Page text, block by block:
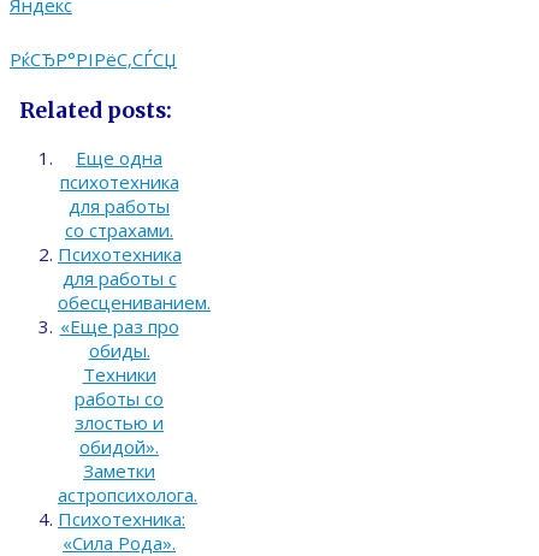
РќСЂР°РІРёС‚СЃСЏ
Related posts:
Еще одна
психотехника
для работы
со страхами.
Психотехника
для работы с
обесцениванием.
«Еще раз про
обиды.
Техники
работы со
злостью и
обидой».
Заметки
астропсихолога.
Психотехника:
«Сила Рода».